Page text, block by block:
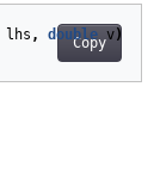
Copy
lhs , double v)